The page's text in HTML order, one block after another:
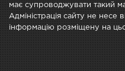
має супроводжувати такий
Адміністрація сайту не несе
інформацію розміщену на